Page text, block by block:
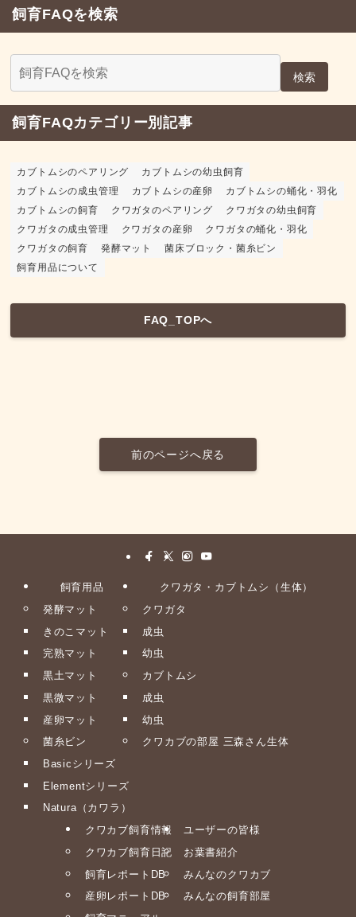
飼育FAQを検索
検索
飼育FAQカテゴリー別記事
カブトムシのペアリング
カブトムシの幼虫飼育
カブトムシの成虫管理
カブトムシの産卵
カブトムシの蛹化・羽化
カブトムシの飼育
クワガタのペアリング
クワガタの幼虫飼育
クワガタの成虫管理
クワガタの産卵
クワガタの蛹化・羽化
クワガタの飼育
発酵マット
菌床ブロック・菌糸ビン
飼育用品について
FAQ_TOPへ
前のページへ戻る
飼育用品
発酵マット
きのこマット
完熟マット
黒土マット
黒微マット
産卵マット
菌糸ビン
Basicシリーズ
Elementシリーズ
Natura（カワラ）
クワガタ・カブトムシ（生体）
クワガタ
成虫
幼虫
カブトムシ
成虫
幼虫
クワカブの部屋 三森さん生体
クワカブ飼育情報
クワカブ飼育日記
飼育レポートDB
産卵レポートDB
ユーザーの皆様
お葉書紹介
みんなのクワカブ
みんなの飼育部屋